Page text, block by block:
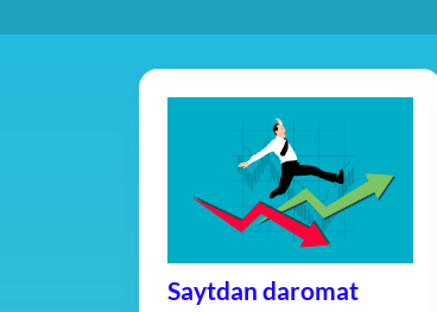
Saytdan daromat